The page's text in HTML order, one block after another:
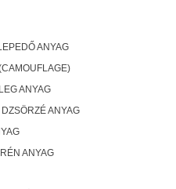
ANYAG
ANYAG
ANYAG
ANYAG